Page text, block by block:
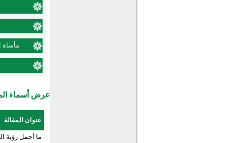
مأساة
عرض أسماء
عنوان المقالة
ما أجمل رؤية